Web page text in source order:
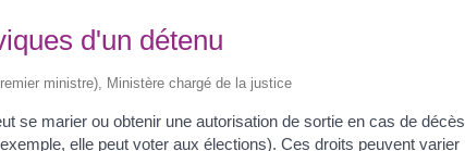
d'un détenu
ministre), Ministère chargé de la justice
se marier ou obtenir une autorisation de sortie en cas de décès
elle peut voter aux élections). Ces droits peuvent varier